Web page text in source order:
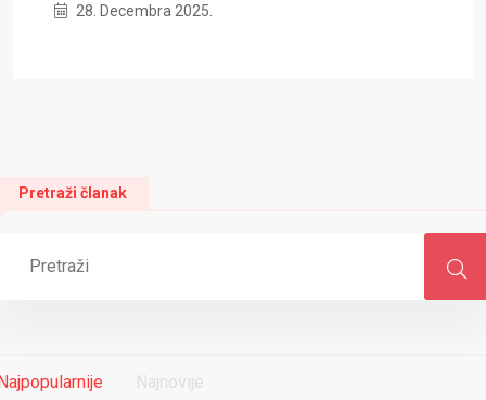
28. Decembra 2025.
Pretraži članak
Najnovije